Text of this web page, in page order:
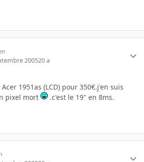
200520 a
1951as (LCD) pour 350€.j'en suis
pixel mort
.c'est le 19" en 8ms.